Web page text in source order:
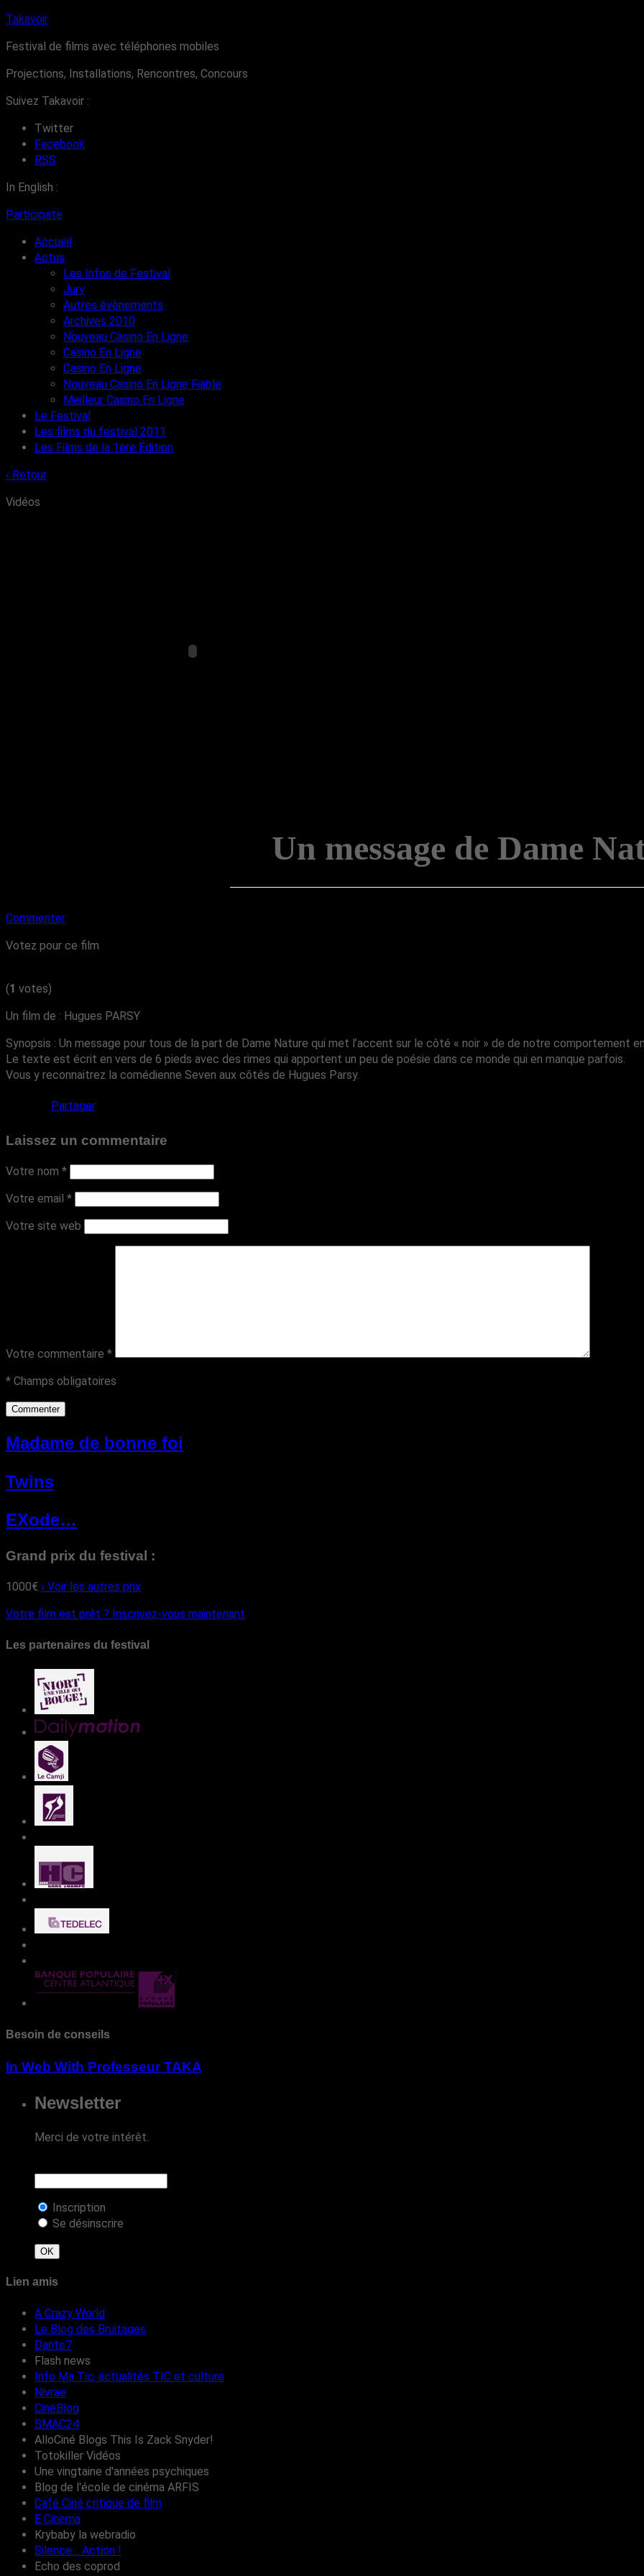
Takavoir
Festival de films avec téléphones mobiles
Projections, Installations, Rencontres, Concours
Suivez Takavoir :
Twitter
Facebook
RSS
In English :
Participate
Accueil
Actus
Les Infos de Festival
Jury
Autres évènements
Archives 2010
Nouveau Casino En Ligne
Casino En Ligne
Casino En Ligne
Nouveau Casino En Ligne Fiable
Meilleur Casino En Ligne
Le Festival
Les films du festival 2011
Les Films de la 1ère Édition
‹ Retour
Vidéos
Un message de Dame
Commenter
Votez pour ce film
(1 votes)
Un film de : Hugues PARSY
Synopsis : Un message pour tous de la part de Dame Nature qui met l’accent sur le côté « noir » de de notre comportement
Le texte est écrit en vers de 6 pieds avec des rimes qui apportent un peu de poésie dans ce monde qui en manque parfois.
Vous y reconnaitrez la comédienne Seven aux côtés de Hugues Parsy.
Partager
Laissez un commentaire
Votre nom *
Votre email *
Votre site web
Votre commentaire *
* Champs obligatoires
Madame de bonne foi
Twins
EXode…
Grand prix du festival :
1000€ › Voir les autres prix
Votre film est prêt ? Inscrivez-vous maintenant
Les partenaires du festival
Besoin de conseils
In Web With Professeur TAKA
Newsletter
Merci de votre intérêt.
Inscription
Se désinscrire
Lien amis
A Crazy World
Le Blog des Bruitages
Dante7
Flash news
Info Ma Tic, actualités TIC et culture
Nivrae
CinéBlog
SMAC24
AlloCiné Blogs This Is Zack Snyder!
Totokiller Vidéos
Une vingtaine d'années psychiques
Blog de l'école de cinéma ARFIS
Café Ciné critique de film
E Cinema
Krybaby la webradio
Silence… Action !
Echo des coprod